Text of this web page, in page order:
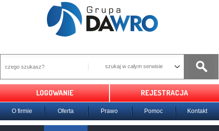
szukaj w całym serwisie
LOGOWANIE REJESTRACJA
O firmie Oferta Prawo Pomoc Kontakt